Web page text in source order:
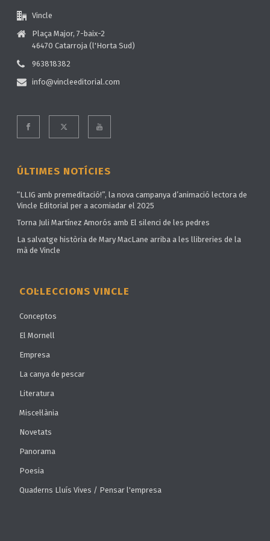
Vincle
Plaça Major, 7-baix-2
46470 Catarroja (l'Horta Sud)
963818382
info@vincleeditorial.com
ÚLTIMES NOTÍCIES
“LLIG amb premeditació!”, la nova campanya d’animació lectora de
Vincle Editorial per a acomiadar el 2025
Torna Juli Martínez Amorós amb El silenci de les pedres
La salvatge història de Mary MacLane arriba a les llibreries de la
mà de Vincle
COL·LECCIONS VINCLE
Conceptos
El Mornell
Empresa
La canya de pescar
Literatura
Miscel·lània
Novetats
Panorama
Poesia
Quaderns Lluís Vives / Pensar l'empresa